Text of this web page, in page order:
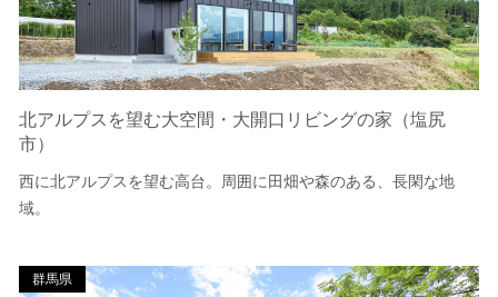
北アルプスを望む大空間・大開口リビングの家（塩尻
市）
西に北アルプスを望む高台。周囲に田畑や森のある、長閑な地
域。
群馬県